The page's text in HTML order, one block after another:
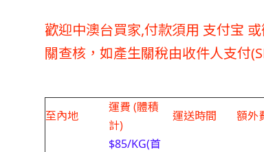
歡迎中澳台買家,付款須用 支付宝
關查核，如產生關稅由收件人支付
至內地
運費 (體積
計)
運送時間 額外
$85/KG(首